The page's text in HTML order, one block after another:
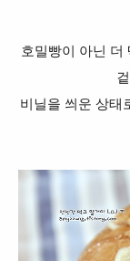
호밀빵이 아닌 더
비닐을 씌운 상태